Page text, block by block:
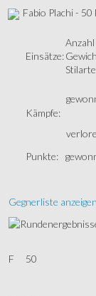
Fabio Plachi - 50
Einsätze:
Kämpfe:
Punkte:
Gegnerliste anzeigen
F 50